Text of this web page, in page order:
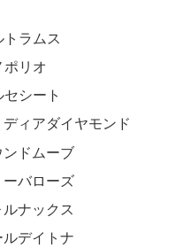
ラムス
ポリオ
シート
ィアダイヤモンド
ドムーブ
バローズ
ナックス
デイトナ